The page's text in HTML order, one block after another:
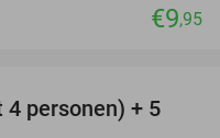
€9,95
69%
personen) + 5